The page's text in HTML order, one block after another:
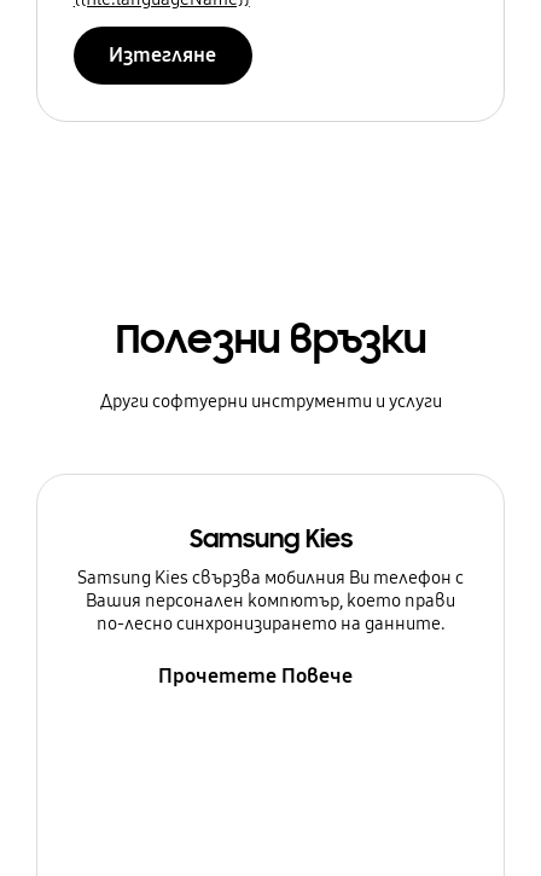
Изтегляне
Полезни връзки
Други софтуерни инструменти и услуги
Samsung Kies
Samsung Kies свързва мобилния Ви телефон с
Вашия персонален компютър, което прави
по-лесно синхронизирането на данните.
Прочетете Повече